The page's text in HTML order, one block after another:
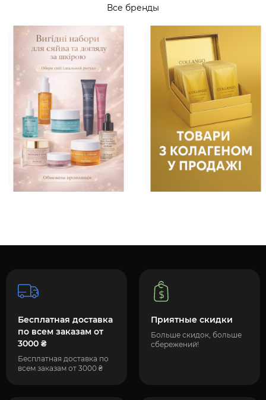
Все бренды
Бесплатная доставка
по всем заказам от
3000 ₴
Бесплатная доставка по
всем заказам от 3000 ₴
Приятные скидки
Больше скидок, больше
сбережений!